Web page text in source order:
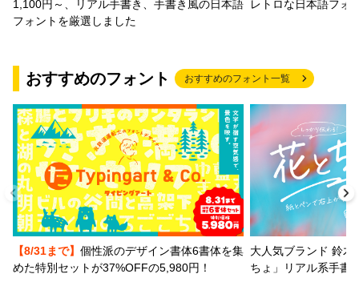
1,100円～、リアル手書き、手書き風の日本語
フォントを厳選しました
レトロな日本語フォ
おすすめのフォント おすすめのフォント一覧
【8/31まで】 個性派のデザイン書体6書体を集
めた特別セットが37%OFFの5,980円！
大人気ブランド 鈴木
ちょ」リアル系手書